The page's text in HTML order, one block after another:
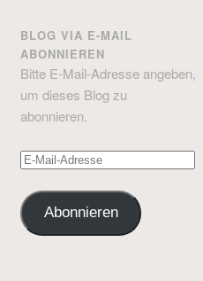
BLOG VIA E-MAIL
ABONNIEREN
Bitte E-Mail-Adresse angeben,
um dieses Blog zu
abonnieren.
E-
Adresse
Abonnieren